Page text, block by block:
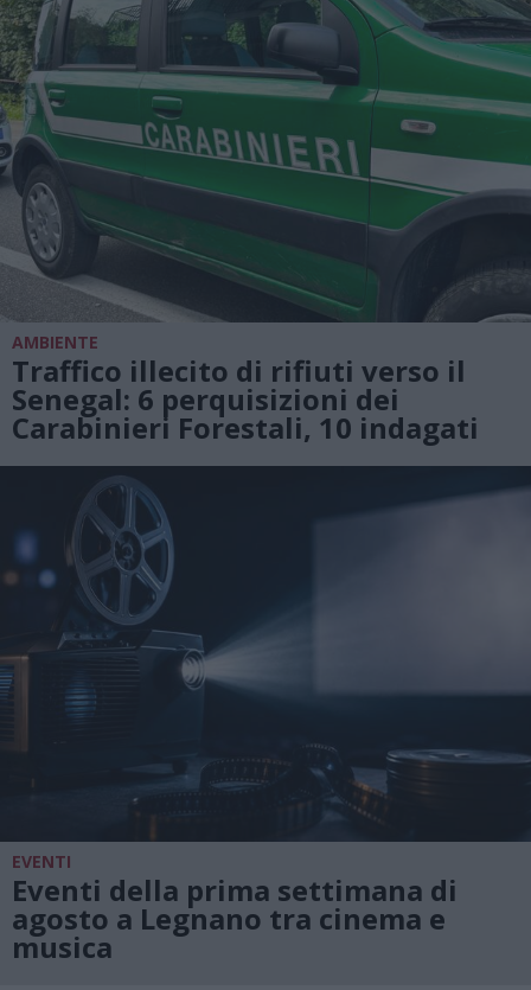
AMBIENTE
Traffico illecito di rifiuti verso il
Senegal: 6 perquisizioni dei
Carabinieri Forestali, 10 indagati
EVENTI
Eventi della prima settimana di
agosto a Legnano tra cinema e
musica